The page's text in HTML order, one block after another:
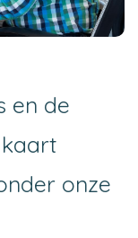
en de
onze